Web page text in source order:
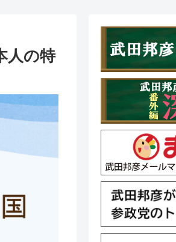
人の特